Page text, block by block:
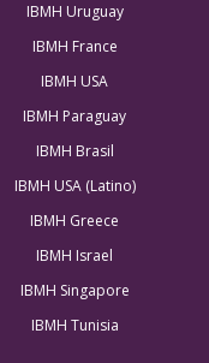
IBMH Uruguay
IBMH France
IBMH USA
IBMH Paraguay
IBMH Brasil
IBMH USA (Latino)
IBMH Greece
IBMH Israel
IBMH Singapore
IBMH Tunisia